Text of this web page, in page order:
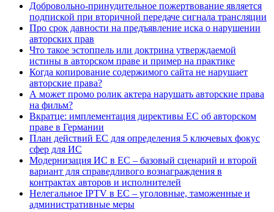
Добровольно-принудительное пожертвование является
подпиской при вторичной передаче сигнала трансляции
Про срок давности на предъявление иска о нарушении
авторских прав
Что такое эстоппель или доктрина утверждаемой
истины в авторском праве и пример на практике
Когда копирование содержимого сайта не нарушает
авторские права?
А может промо ролик актера нарушать авторские права
на фильм?
Вкратце: имплементация директивы ЕС об авторском
праве в Германии
План действий ЕС для определения 5 ключевых фокус
сфер для ИС
Модернизация ИС в ЕС – базовый сценарий и второй
вариант для справедливого вознаграждения в
контрактах авторов и исполнителей
Нелегальное IPTV в ЕС – уголовные, таможенные и
административные меры